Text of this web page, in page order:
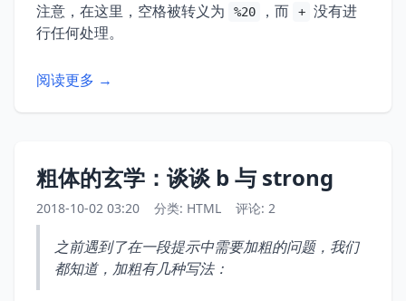
注意，在这里，空格被转义为 %20 ，而 + 没有进
行任何处理。
阅读更多 →
粗体的玄学：谈谈 b 与 strong
2018-10-02 03:20 分类: HTML 评论: 2
之前遇到了在一段提示中需要加粗的问题，我们
都知道，加粗有几种写法：